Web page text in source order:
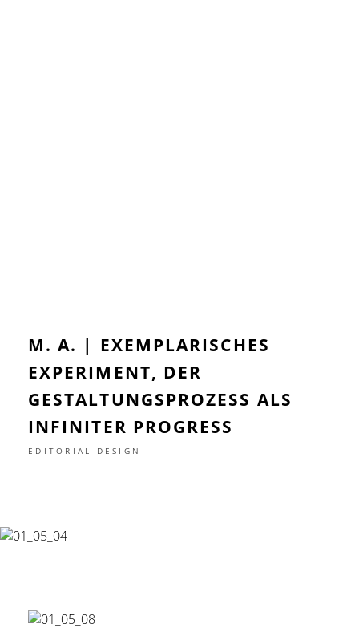
M. A. | EXEMPLARISCHES
EXPERIMENT, DER
GESTALTUNGSPROZESS ALS
INFINITER PROGRESS
EDITORIAL DESIGN